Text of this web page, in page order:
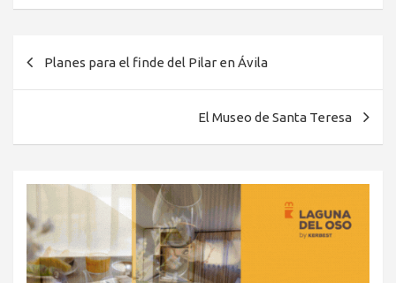
Planes para el finde del Pilar en Ávila
El Museo de Santa Teresa